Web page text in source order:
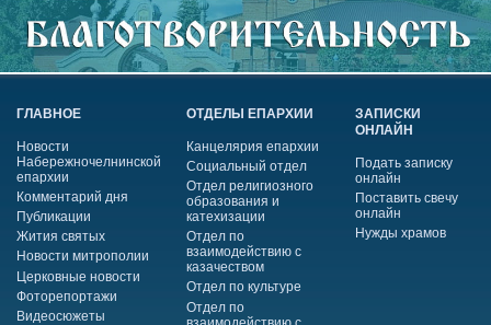
ГЛАВНОЕ
Новости
Набережночелнинской
епархии
Комментарий дня
Публикации
Жития святых
Новости митрополии
Церковные новости
Фоторепортажи
Видеосюжеты
ОТДЕЛЫ ЕПАРХИИ
Канцелярия епархии
Социальный отдел
Отдел религиозного
образования и
катехизации
Отдел по
взаимодействию с
казачеством
Отдел по культуре
Отдел по
ЗАПИСКИ
ОНЛАЙН
Подать записку
онлайн
Поставить свечу
онлайн
Нужды храмов